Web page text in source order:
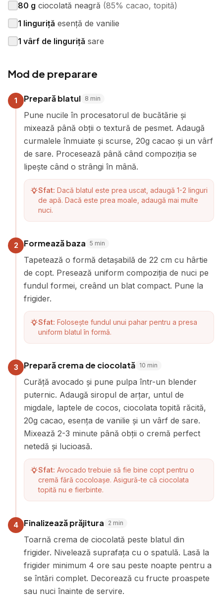
80 g ciocolată neagră (85% cacao, topită)
1 linguriță esență de vanilie
1 vârf de linguriță sare
Mod de preparare
1 Prepară blatul 8 min
Pune nucile în procesatorul de bucătărie și
mixează până obții o textură de pesmet. Adaugă
curmalele înmuiate și scurse, 20g cacao și un vârf
de sare. Procesează până când compoziția se
lipește când o strângi în mână.
Sfat: Dacă blatul este prea uscat, adaugă 1-2 linguri
de apă. Dacă este prea moale, adaugă mai multe
nuci.
2 Formează baza 5 min
Tapetează o formă detașabilă de 22 cm cu hârtie
de copt. Presează uniform compoziția de nuci pe
fundul formei, creând un blat compact. Pune la
frigider.
Sfat: Folosește fundul unui pahar pentru a presa
uniform blatul în formă.
3 Prepară crema de ciocolată 10 min
Curăță avocado și pune pulpa într-un blender
puternic. Adaugă siropul de arțar, untul de
migdale, laptele de cocos, ciocolata topită răcită,
20g cacao, esența de vanilie și un vârf de sare.
Mixează 2-3 minute până obții o cremă perfect
netedă și lucioasă.
Sfat: Avocado trebuie să fie bine copt pentru o
cremă fără cocoloașe. Asigură-te că ciocolata
topită nu e fierbinte.
4 Finalizează prăjitura 2 min
Toarnă crema de ciocolată peste blatul din
frigider. Nivelează suprafața cu o spatulă. Lasă la
frigider minimum 4 ore sau peste noapte pentru a
se întări complet. Decorează cu fructe proaspete
sau nuci înainte de servire.